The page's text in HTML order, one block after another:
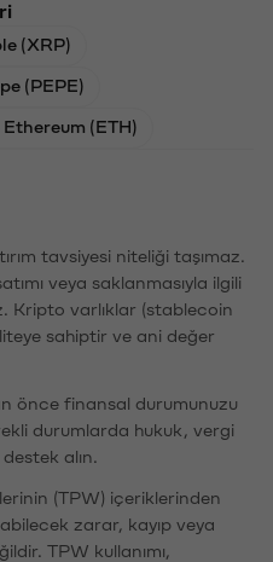
(XRP)
(PEPE)
Ethereum (ETH)
tavsiyesi niteliği taşımaz.
veya saklanmasıyla ilgili
Kripto varlıklar (stablecoin
sahiptir ve ani değer
önce finansal durumunuzu
durumlarda hukuk, vergi
destek alın.
(TPW) içeriklerinden
zarar, kayıp veya
TPW kullanımı,